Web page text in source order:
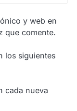
y web en
que comente.
los siguientes
cada nueva